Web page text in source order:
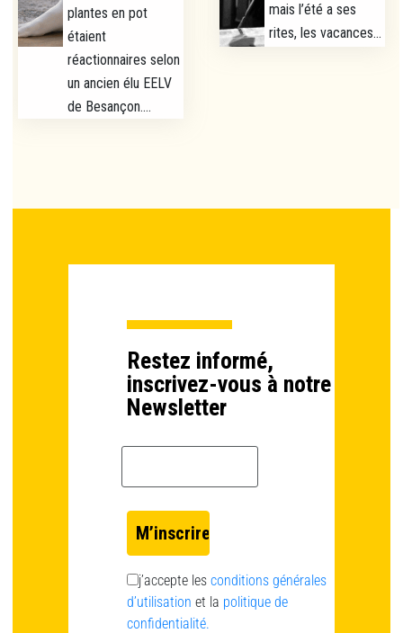
plantes en pot
étaient
réactionnaires selon
un ancien élu EELV
de Besançon....
mais l’été a ses
rites, les vacances...
Restez informé,
inscrivez-vous à notre
Newsletter
j’accepte les conditions générales
d’utilisation et la politique de
confidentialité.